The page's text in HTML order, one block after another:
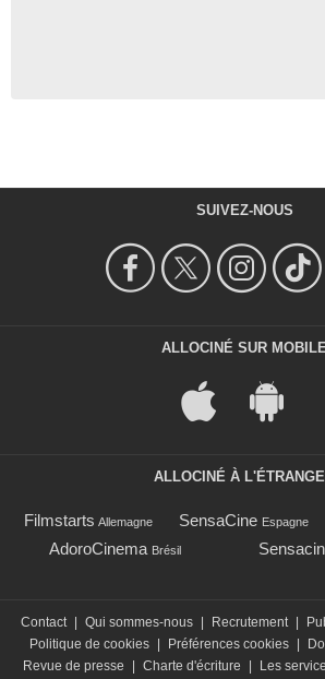
SUIVEZ-NOUS
ALLOCINÉ SUR MOBILE
ALLOCINÉ À
Filmstarts Allemagne SensaCine Espagne
AdoroCinema Brésil
Contact | Qui sommes-nous | Recrutement |
Politique de cookies | Préférences cookies |
Revue de presse
| Charte d'écriture | Les